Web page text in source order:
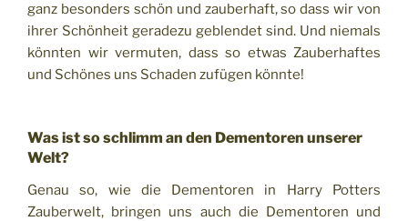
ganz besonders schön und zauberhaft, so dass wir von
ihrer Schönheit geradezu geblendet sind. Und niemals
könnten wir vermuten, dass so etwas Zauberhaftes
und Schönes uns Schaden zufügen könnte!
Was ist so schlimm an den Dementoren unserer
Welt?
Genau so, wie die Dementoren in Harry Potters
Zauberwelt, bringen uns auch die Dementoren und